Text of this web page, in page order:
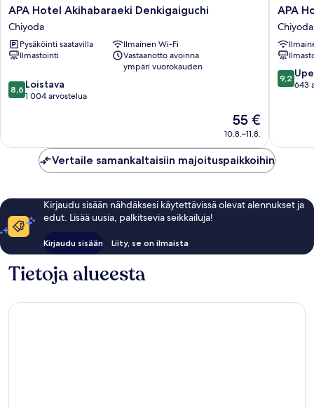
APA
Hotel
Akihabaraeki
Denkigaiguchi
Chiyoda
APA Hotel Akihabaraeki Denkigaiguchi
Chiyoda
Pysäköinti saatavilla
Ilmainen Wi-Fi
Ilmastointi
Vastaanotto avoinna
ympäri vuorokauden
8.6
kautta
arvostelua
8,6 Loistava
1 004 arvostelua
Hinta
on
55 €
10.8.–11.8.
APA
Hotel
Ekimae
Chiyoda
Chiyoda
9.2
kautta
9,2
643
Vertaile samankaltaisiin majoituspaikkoihin
Kirjaudu sisään nähdäksesi käytettävissä olevat alennukset ja
edut. Lisää uusia, palkitsevia seikkailuja!
Kirjaudu sisään Liity, se on ilmaista
Tietoja alueesta